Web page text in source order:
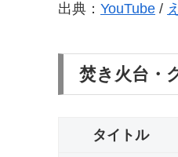
出典： YouTube /
焚き火台・
タイトル